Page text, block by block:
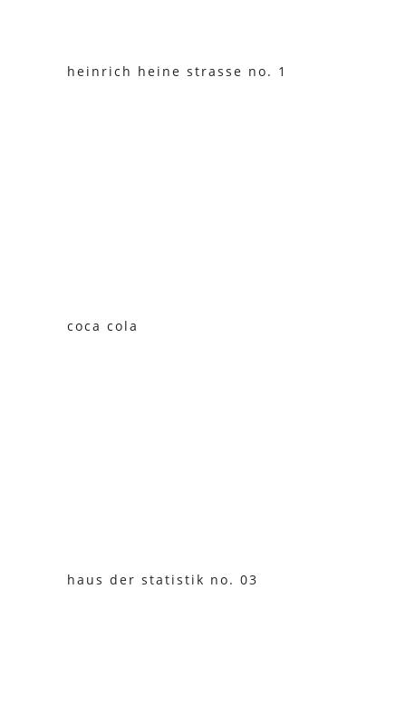
heinrich heine strasse no. 1
coca cola
haus der statistik no. 03